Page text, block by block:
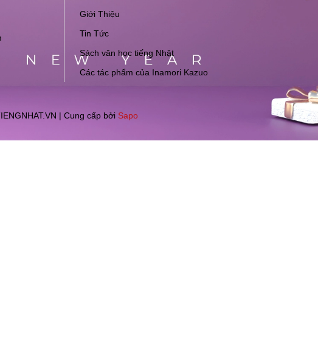
Giới Thiệu
Tin Tức
Sách văn học tiếng Nhật
Các tác phẩm của Inamori Kazuo
| Cung cấp bởi Sapo